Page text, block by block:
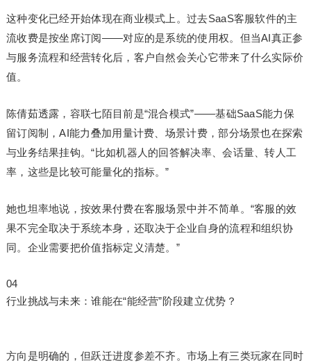
这种变化已经开始体现在商业模式上。过去SaaS客服软件的主
流收费是按坐席订阅——对应的是系统的使用权。但当AI真正参
与服务流程和经营转化后，客户自然会关心它带来了什么实际价
值。
陈倩茹透露，容联七陌目前是“混合模式”——基础SaaS能力保
留订阅制，AI能力叠加用量计费、场景计费，部分场景也在探索
与业务结果挂钩。“比如机器人的回答解决率、会话量、转人工
率，这些是比较可能量化的指标。”
她也坦率地说，按效果付费在客服场景中并不简单。“客服的效
果不完全取决于系统本身，还取决于企业自身的流程和组织协
同。企业需要把价值指标定义清楚。”
04
行业挑战与未来：谁能在“能经营”阶段建立优势？
方向是明确的，但跃迁进度参差不齐。市场上有三类玩家在同时